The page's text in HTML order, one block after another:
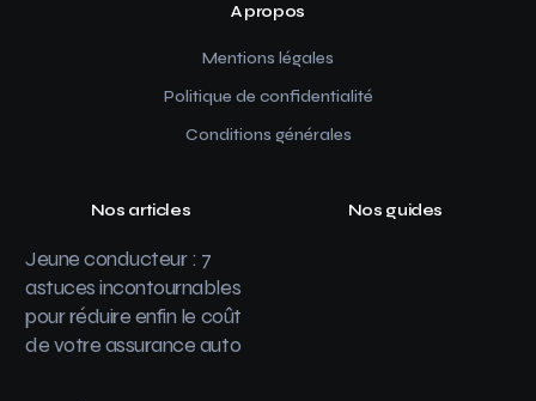
A propos
Mentions légales
Politique de confidentialité
Conditions générales
Nos articles
Jeune conducteur : 7
astuces incontournables
pour réduire enfin le coût
de votre assurance auto
Nos guides